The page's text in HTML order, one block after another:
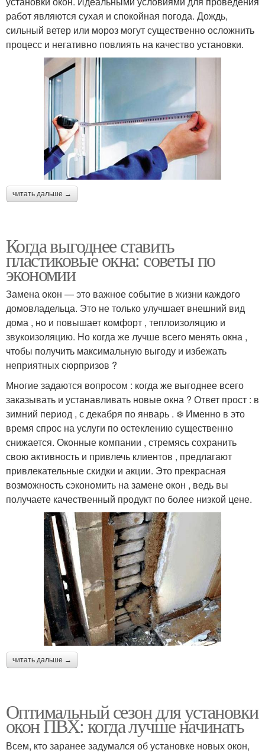
работ являются сухая и спокойная погода. Дождь,
сильный ветер или мороз могут существенно осложнить
процесс и негативно повлиять на качество установки.
читать дальше →
Когда выгоднее ставить
пластиковые окна: советы по
экономии
Замена окон — это важное событие в жизни каждого
домовладельца. Это не только улучшает внешний вид
дома , но и повышает комфорт , теплоизоляцию и
звукоизоляцию. Но когда же лучше всего менять окна ,
чтобы получить максимальную выгоду и избежать
неприятных сюрпризов ?
Многие задаются вопросом : когда же выгоднее всего
заказывать и устанавливать новые окна ? Ответ прост : в
зимний период , с декабря по январь . ❄️ Именно в это
время спрос на услуги по остеклению существенно
снижается. Оконные компании , стремясь сохранить
свою активность и привлечь клиентов , предлагают
привлекательные скидки и акции. Это прекрасная
возможность сэкономить на замене окон , ведь вы
получаете качественный продукт по более низкой цене.
читать дальше →
Оптимальный сезон для установки
окон ПВХ: когда лучше начинать
Всем, кто заранее задумался об установке новых окон,